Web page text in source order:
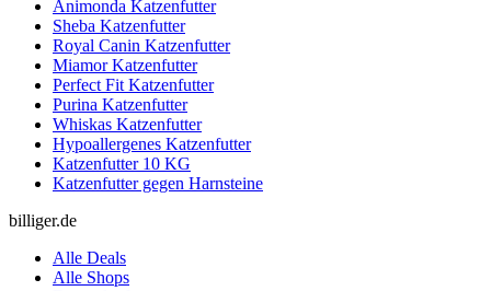
Animonda Katzenfutter
Sheba Katzenfutter
Royal Canin Katzenfutter
Miamor Katzenfutter
Perfect Fit Katzenfutter
Purina Katzenfutter
Whiskas Katzenfutter
Hypoallergenes Katzenfutter
Katzenfutter 10 KG
Katzenfutter gegen Harnsteine
billiger.de
Alle Deals
Alle Shops